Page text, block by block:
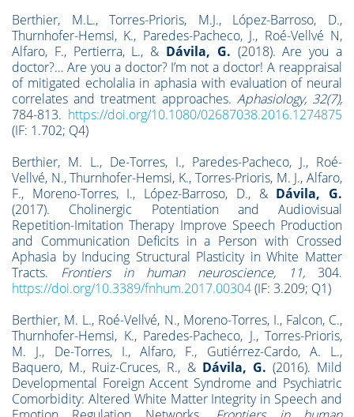
Berthier, M.L., Torres-Prioris, M.J., López-Barroso, D.,
Thurnhofer-Hemsi, K., Paredes-Pacheco, J., Roé-Vellvé N,
Alfaro, F., Pertierra, L., & Dávila, G. (2018). Are you a
doctor?… Are you a doctor? I’m not a doctor! A reappraisal
of mitigated echolalia in aphasia with evaluation of neural
correlates and treatment approaches. Aphasiology, 32(7),
784-813. https://doi.org/10.1080/02687038.2016.1274875
(IF: 1.702; Q4)
Berthier, M. L., De-Torres, I., Paredes-Pacheco, J., Roé-
Vellvé, N., Thurnhofer-Hemsi, K., Torres-Prioris, M. J., Alfaro,
F., Moreno-Torres, I., López-Barroso, D., & Dávila, G.
(2017). Cholinergic Potentiation and Audiovisual
Repetition-Imitation Therapy Improve Speech Production
and Communication Deficits in a Person with Crossed
Aphasia by Inducing Structural Plasticity in White Matter
Tracts. Frontiers in human neuroscience, 11, 304.
https://doi.org/10.3389/fnhum.2017.00304(IF: 3.209; Q1)
Berthier, M. L., Roé-Vellvé, N., Moreno-Torres, I., Falcon, C.,
Thurnhofer-Hemsi, K., Paredes-Pacheco, J., Torres-Prioris,
M. J., De-Torres, I., Alfaro, F., Gutiérrez-Cardo, A. L.,
Baquero, M., Ruiz-Cruces, R., & Dávila, G. (2016). Mild
Developmental Foreign Accent Syndrome and Psychiatric
Comorbidity: Altered White Matter Integrity in Speech and